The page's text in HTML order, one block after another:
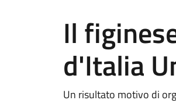
Il
d'Italia
Un risultato motivo di